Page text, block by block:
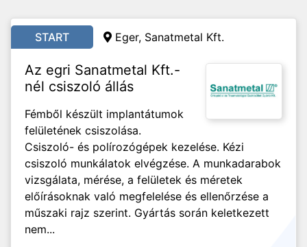
START Eger, Sanatmetal Kft.
Az egri Sanatmetal Kft.-
nél csiszoló állás
Fémből készült implantátumok
felületének csiszolása.
Csiszoló- és polírozógépek kezelése. Kézi
csiszoló munkálatok elvégzése. A munkadarabok
vizsgálata, mérése, a felületek és méretek
előírásoknak való megfelelése és ellenőrzése a
műszaki rajz szerint. Gyártás során keletkezett
nem...